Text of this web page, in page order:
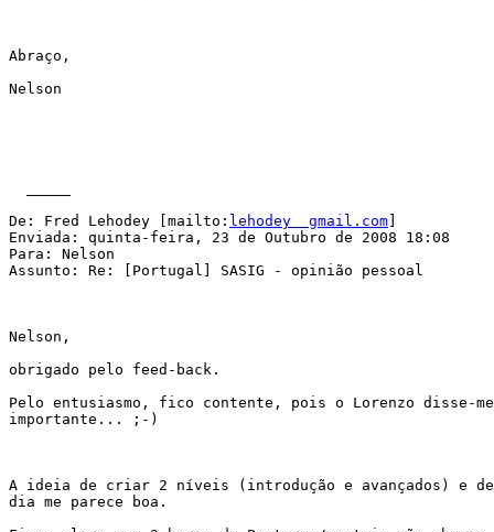
Abraço,
Nelson
De: Fred Lehodey [mailto: lehodey  gmail.com
Enviada: quinta-feira, 23 de Outubro de 2008 18:08
Para: Nelson
Assunto: Re: [Portugal] SASIG - opinião pessoal
Nelson,
obrigado pelo feed-back.
Pelo entusiasmo, fico contente, pois o Lorenzo disse-
importante... ;-)
A ideia de criar 2 níveis (introdução e avançados) e
dia me parece boa.